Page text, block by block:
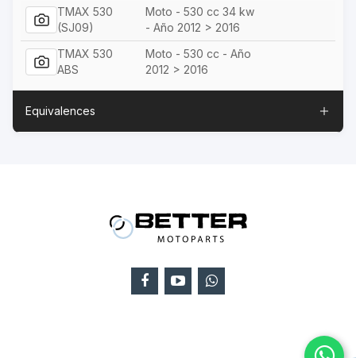
TMAX 530
(SJ09)
Moto - 530 cc 34 kw
- Año 2012 > 2016
TMAX 530
ABS
Moto - 530 cc - Año
2012 > 2016
Equivalences